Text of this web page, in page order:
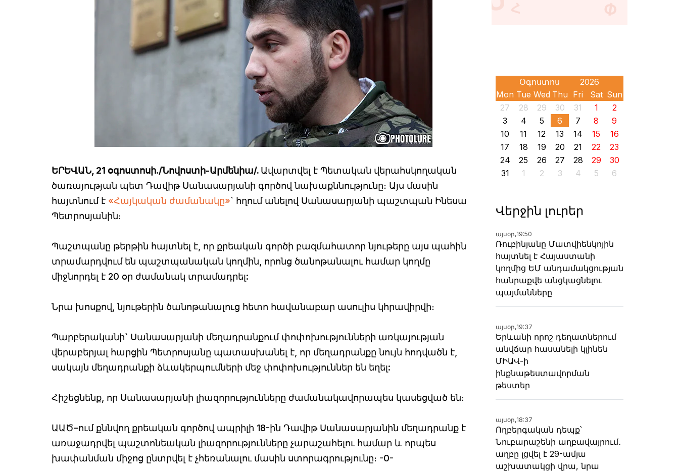
ԵՐԵՎԱՆ, 21 օգոստոսի./Նովոստի-Արմենիա/. Ավարտվել է Պետական վերահսկողական
ծառայության պետ Դավիթ Սանասարյանի գործով նախաքննությունը։ Այս մասին
հայտնում է «Հայկական ժամանակը»` հղում անելով Սանասարյանի պաշտպան Ինեսա
Պետրոսյանին։
Պաշտպանը թերթին հայտնել է, որ քրեական գործի բազմահատոր նյութերը այս պահին
տրամարդվում են պաշտպանական կողմին, որոնց ծանոթանալու համար կողմը
միջնորդել է 20 օր ժամանակ տրամադրել:
Նրա խոսքով, նյութերին ծանոթանալուց հետո հավանաբար ասուլիս կհրավիրվի։
Պարբերականի` Սանասարյանի մեղադրանքում փոփոխությունների առկայության
վերաբերյալ հարցին Պետրոսյանը պատասխանել է, որ մեղադրանքը նույն հոդվածն է,
սակայն մեղադրանքի ձևակերպումների մեջ փոփոխություններ են եղել:
Հիշեցնենք, որ Սանասարյանի լիազորությունները ժամանակավորապես կասեցված են։
ԱԱԾ–ում քննվող քրեական գործով ապրիլի 18-ին Դավիթ Սանասարյանին մեղադրանք է
առաջադրվել պաշտոնեական լիազորությունները չարաշահելու համար և որպես
խափանման միջոց ընտրվել է չհեռանալու մասին ստորագրությունը։ -0-
Mon Tue Wed Thu Fri Sat Sun
27
28 29 30 31 1
2
3
4 5 6 7 8
9
10
11 12 13 14 15
16
17
18 19 20 21 22
23
24
25 26 27 28 29
30
31
1 2 3 4 5 6
Վերջին լուրեր
այսօր,19:50
Ռուբինյանը Մատվիենկոյին
հայտնել է Հայաստանի
կողմից ԵՄ անդամակցության
հանրաքվե անցկացնելու
պայմանները
այսօր,19:37
Երևանի որոշ դեղատներում
անվճար հասանելի կլինեն
ՄԻԱՎ-ի
ինքնաթեստավորման
թեստեր
այսօր,18:37
Ողբերգական դեպք՝
Նուբարաշենի աղբավայրում․
աղբը լցվել է 29-ամյա
աշխատակցի վրա, նրա